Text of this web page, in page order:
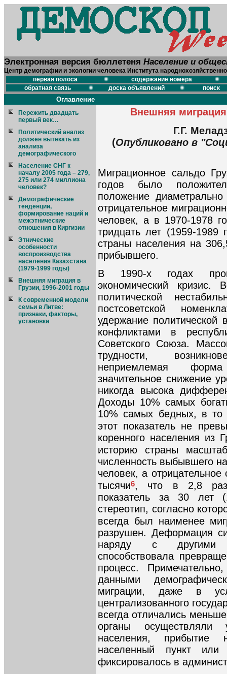
Электронная версия бюллетеня Население и
Центр демографии и экологии человека Института
первая полоса
содержание номера
обратная связь
доска объявлений поиск
Оглавление
Пережить двадцать
первый век…
Политический анализ
должен вытекать из
анализа
демографического
Население СНГ к
началу 2005 года – 279,
275 или 274 миллиона
человек?
Демографические
тенденции,
формирование наций и
межэтнические
отношения в Киргизии
Этнические
особенности
воспроизводства
населения Казахстана
(1979-1999 годы)
Внешняя миграция в
Грузии, 1996-2001 годы
К современной модели
семьи в Литве:
признаки, факторы,
установки
Внешняя
Г.Г.
(Опубликовано в
Миграционное сальдо
годов было
положение
отрицательное
человек, а в 1970-1978
тридцать лет (1959-1989
страны населения на
прибывшего.
В 1990-х годах
экономический
политической
постсоветской
удержание политической
конфликтами в
Советского Союза.
трудности,
неприемлемая
значительное снижение
никогда высока
Доходы 10% самых
10% самых бедных, в то
этот показатель не
коренного населения из
историю страны
численность выбывшего
человек, а
тысячи6, что в 2,8 раза
показатель за 30 лет
стереотип, согласно
всегда был наименее
разрушен. Деформация
наряду с другими
способствовала
процесс.
данными
миграции, даже в
централизованного
всегда отличались
органы осуществляли
населения, прибытие
населенный пункт
фиксировалось в